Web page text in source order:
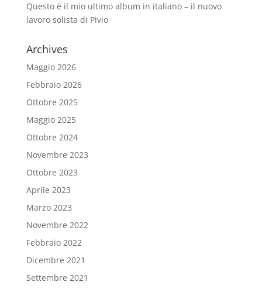
Questo è il mio ultimo album in italiano – il nuovo
lavoro solista di Pivio
Archives
Maggio 2026
Febbraio 2026
Ottobre 2025
Maggio 2025
Ottobre 2024
Novembre 2023
Ottobre 2023
Aprile 2023
Marzo 2023
Novembre 2022
Febbraio 2022
Dicembre 2021
Settembre 2021